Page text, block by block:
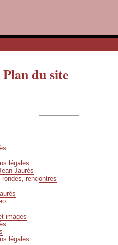
du site
légales
Jaurès
rencontres
images
légales